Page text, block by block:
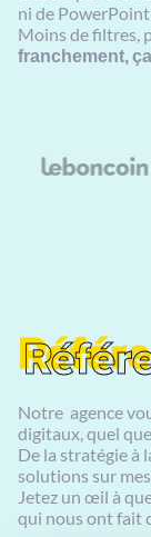
ni de
Moins de filtres,
franchement,
Notre agence
digitaux, quel
De la stratégie à
solutions sur
Jetez un œil à
qui nous ont fait